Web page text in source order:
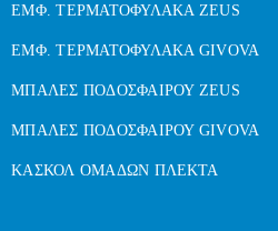
ΕΜΦ. ΤΕΡΜΑΤΟΦΥΛΑΚΑ ZEUS
ΕΜΦ. ΤΕΡΜΑΤΟΦΥΛΑΚΑ GIVOVA
ΜΠΑΛΕΣ ΠΟΔΟΣΦΑΙΡΟΥ ZEUS
ΜΠΑΛΕΣ ΠΟΔΟΣΦΑΙΡΟΥ GIVOVA
ΚΑΣΚΟΛ ΟΜΑΔΩΝ ΠΛΕΚΤΑ